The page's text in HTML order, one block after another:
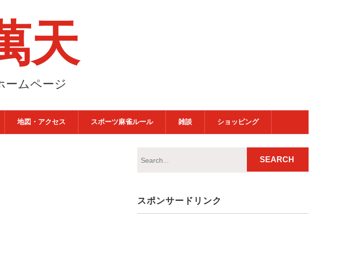
天
ームページ
地図・アクセス スポーツ麻雀ルール 雑談 ショッピング
スポンサードリンク